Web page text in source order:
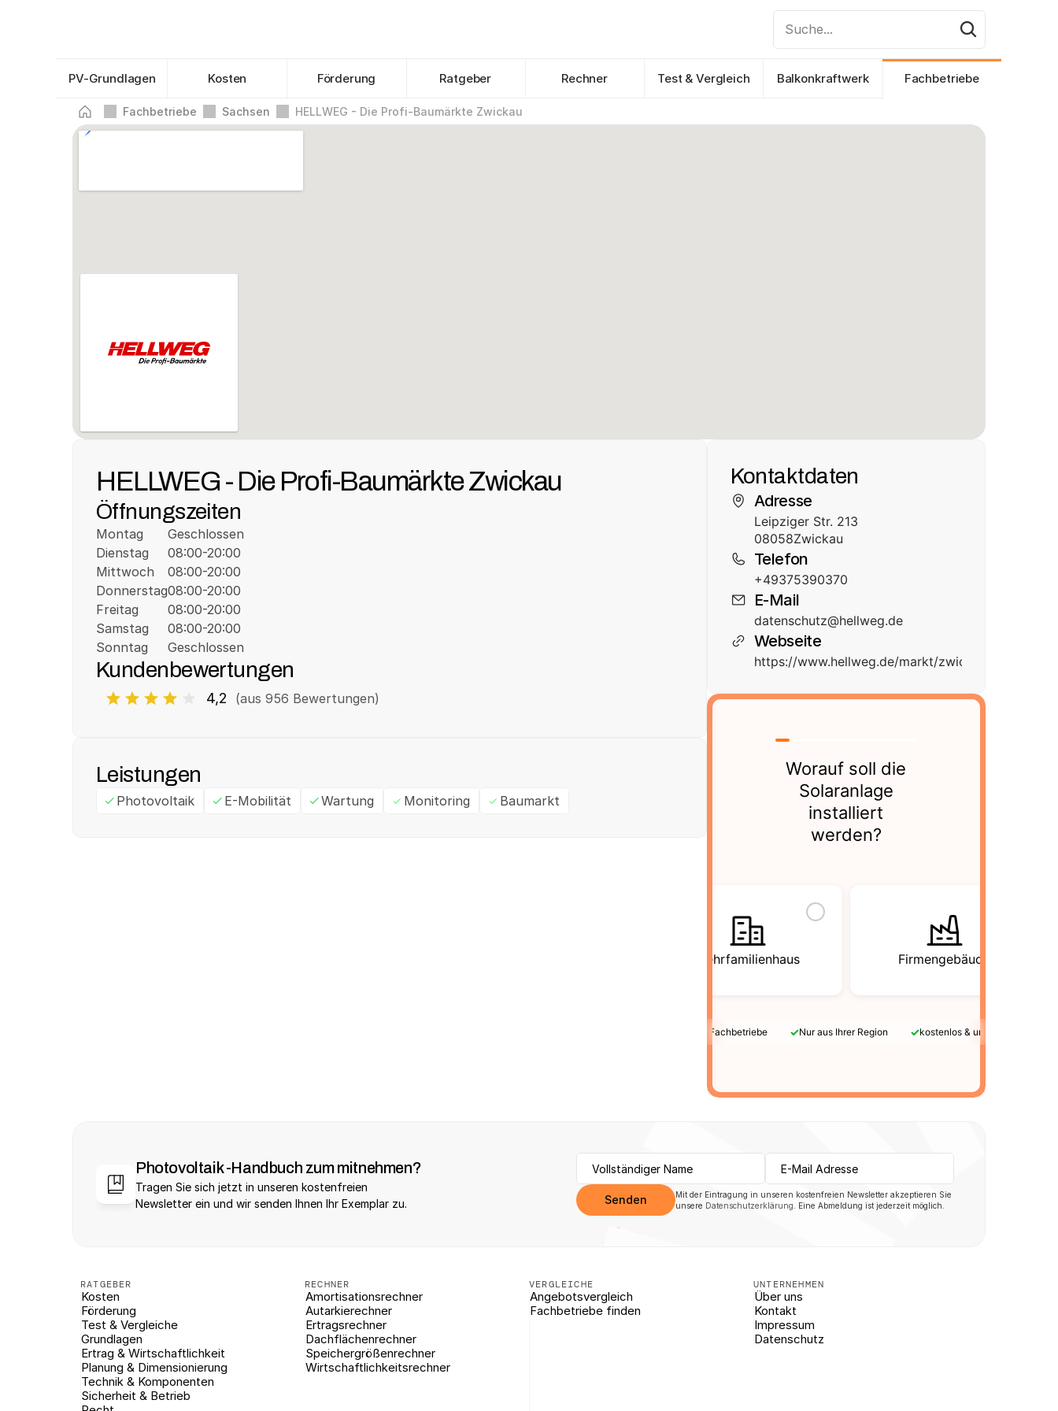
Suche...
PV-Grundlagen Kosten Förderung Ratgeber Rechner Test & Vergleich Balkonkraftwerk Fachbetriebe
Fachbetriebe Sachsen HELLWEG - Die Profi-Baumärkte Zwickau
HELLWEG - Die Profi-Baumärkte Zwickau
Öffnungszeiten
Montag
Dienstag
Mittwoch
Donnerstag
Freitag
Samstag
Sonntag
Geschlossen
08:00-20:00
08:00-20:00
08:00-20:00
08:00-20:00
08:00-20:00
Geschlossen
Kundenbewertungen
4,2 (aus 956 Bewertungen)
Leistungen
Photovoltaik E-Mobilität Wartung Monitoring Baumarkt
Kontaktdaten
Adresse
Leipziger Str. 213
08058Zwickau
Telefon
+49375390370
E-Mail
datenschutz@hellweg.de
Webseite
https://www.hellweg.de/markt/zwickau/
Worauf soll die
Solaranlage
installiert
werden?
Mehrfamilienhaus Firmengebäude
Geprüfte Fachbetriebe ✓Nur aus Ihrer Region ✓kostenlos & unverbindlich
Photovoltaik -Handbuch zum mitnehmen?
Tragen Sie sich jetzt in unseren kostenfreien
Newsletter ein und wir senden Ihnen Ihr Exemplar zu.
Senden
Mit der Eintragung in unseren kostenfreien Newsletter akzeptieren Sie
unsere Datenschutzerklärung . Eine Abmeldung ist jederzeit möglich.
RATGEBER
Kosten
Förderung
Test & Vergleiche
Grundlagen
Ertrag & Wirtschaftlichkeit
Planung & Dimensionierung
Technik & Komponenten
Sicherheit & Betrieb
RECHNER
Amortisationsrechner
Autarkierechner
Ertragsrechner
Dachflächenrechner
Speichergrößenrechner
Wirtschaftlichkeitsrechner
VERGLEICHE
Angebotsvergleich
Fachbetriebe finden
UNTERNEHMEN
Über uns
Kontakt
Impressum
Datenschutz